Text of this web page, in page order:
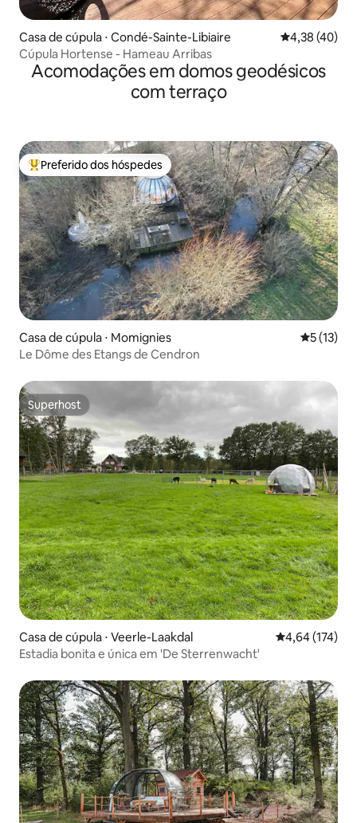
Casa de cúpula ⋅ Condé-Sainte-Libiaire 4,38 de uma
4,38 (40)
Cúpula Hortense - Hameau Arribas
Acomodações em domos geodésicos
com terraço
Entre os melhores preferidos dos hóspedes
Preferido dos hóspedes
Casa de cúpula ⋅ Momignies 5 de uma
5 (13)
Le Dôme des Etangs de Cendron
Superhost
Superhost
Casa de cúpula ⋅ Veerle-Laakdal 4,64 de uma
4,64 (174)
Estadia bonita e única em 'De Sterrenwacht'